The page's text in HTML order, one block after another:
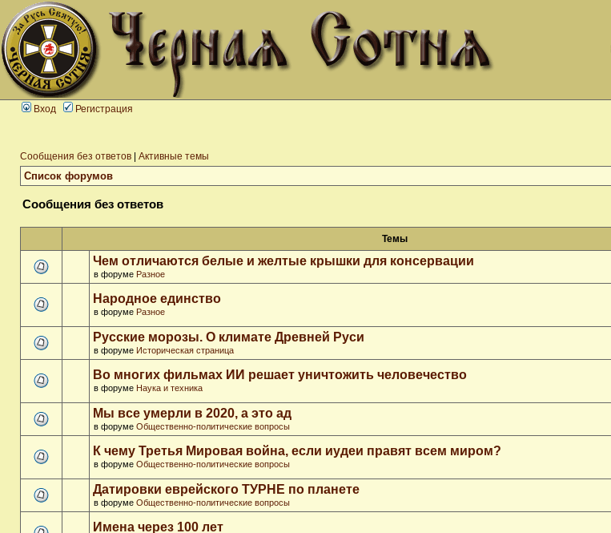
Вход Регистрация
Сообщения без ответов Активные темы
Список форумов
Сообщения без ответов
Темы
Чем отличаются белые и желтые крышки для консервации
в форуме Разное
Народное единство
в форуме Разное
Русские морозы. О климате Древней Руси
в форуме Историческая страница
Во многих фильмах ИИ решает уничтожить человечество
в форуме Наука и техника
Мы все умерли в 2020, а это ад
в форуме Общественно-политические вопросы
К чему Третья Мировая война, если иудеи правят всем миром?
в форуме Общественно-политические вопросы
Датировки еврейского ТУРНЕ по планете
в форуме Общественно-политические вопросы
Имена через 100 лет